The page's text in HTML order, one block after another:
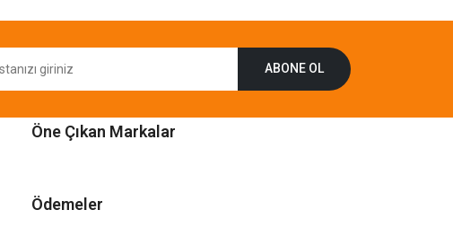
ABONE OL
Öne Çıkan Markalar
Ödemeler